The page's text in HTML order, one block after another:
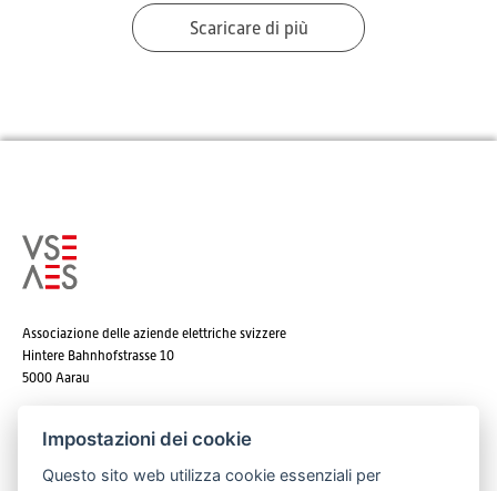
Scaricare di più
Associazione delle aziende elettriche svizzere
Hintere Bahnhofstrasse 10
5000 Aarau
E-mail: info@strom.ch
Impostazioni dei cookie
Questo sito web utilizza cookie essenziali per